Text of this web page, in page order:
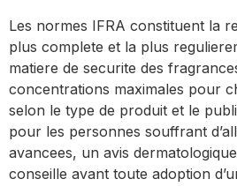
Les normes IFRA constituent la
plus complete et la plus
matiere de securite des
concentrations maximales pour
selon le type de produit et le
pour les personnes souffrant
avancees, un avis
conseille avant toute adoption